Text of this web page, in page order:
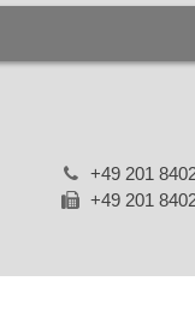
+49 201
+49 201